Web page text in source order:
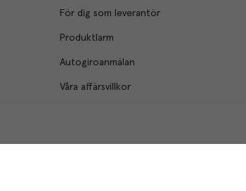
För dig som leverantör
Produktlarm
Autogiroanmälan
Våra affärsvillkor